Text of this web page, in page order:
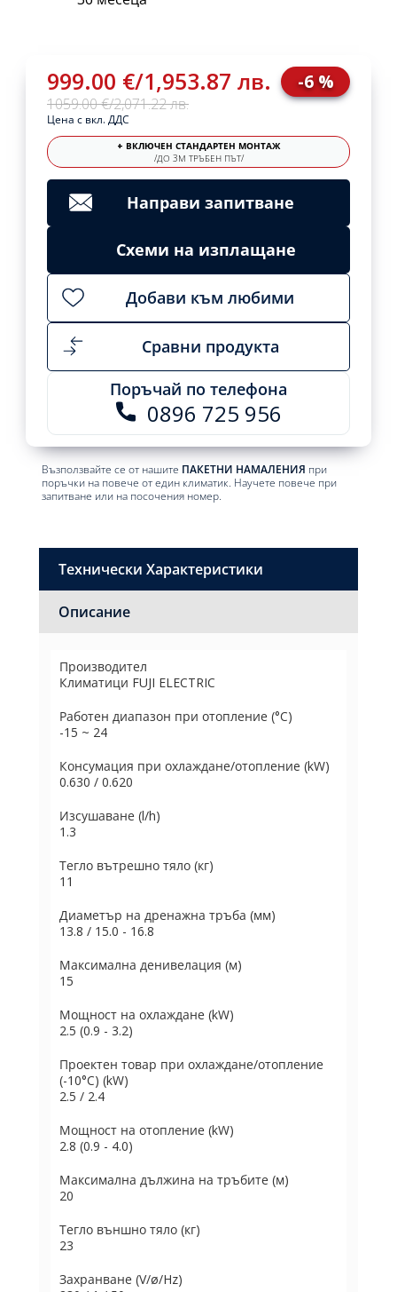
999.00 €/1,953.87 лв.
1059.00 €/2,071.22 лв.
-6 %
Цена с вкл. ДДС
+ ВКЛЮЧЕН СТАНДАРТЕН МОНТАЖ
/ДО 3М ТРЪБЕН ПЪТ/
Направи запитване
Схеми на изплащане
Добави към любими
Сравни продукта
Поръчай по телефона
0896 725 956
Възползвайте се от нашите ПАКЕТНИ НАМАЛЕНИЯ при
поръчки на повече от един климатик. Научете повече при
запитване или на посочения номер.
Технически Характеристики
Описание
Производител
Климатици FUJI ELECTRIC
Работен диапазон при отопление (°C)
-15 ~ 24
Консумация при охлаждане/отоплениe (kW)
0.630 / 0.620
Изсушаване (l/h)
1.3
Тегло вътрешно тяло (кг)
11
Диаметър на дренажна тръба (мм)
13.8 / 15.0 - 16.8
Максимална денивелация (м)
15
Мощност на охлаждане (kW)
2.5 (0.9 - 3.2)
Проектен товар при охлаждане/отопление
(-10°C) (kW)
2.5 / 2.4
Мощност на отопление (kW)
2.8 (0.9 - 4.0)
Максимална дължина на тръбите (м)
20
Тегло външно тяло (кг)
23
Захранване (V/ø/Hz)